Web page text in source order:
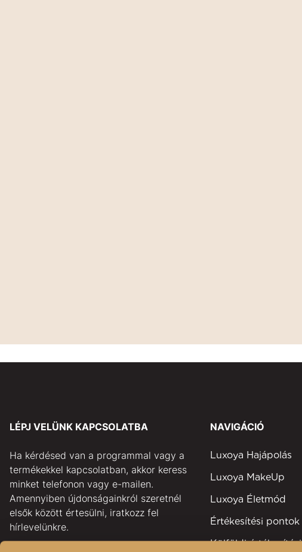
LÉPJ VELÜNK KAPCSOLATBA
Ha kérdésed van a programmal vagy a
termékekkel kapcsolatban, akkor keress
minket telefonon vagy e-mailen.
Amennyiben újdonságainkról szeretnél
elsők között értesülni, iratkozz fel
hírlevelünkre.
NAVIGÁCIÓ
Luxoya Hajápolás
Luxoya MakeUp
Luxoya Életmód
Értékesítési pontok
Külföldi értékesítési